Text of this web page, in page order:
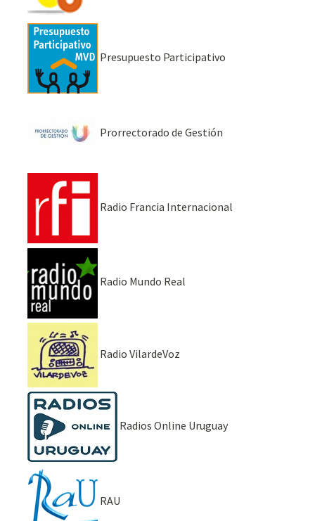
Presupuesto Participativo
Prorrectorado de Gestión
Radio Francia Internacional
Radio Mundo Real
Radio VilardeVoz
Radios Online Uruguay
RAU